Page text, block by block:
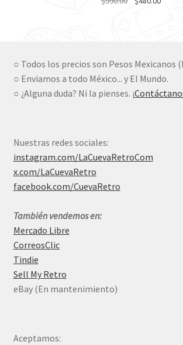
○ Todos los precios son Pesos Mexicanos
○ Enviamos a todo México... y El Mundo.
○ ¿Alguna duda? Ni la pienses. ¡
Nuestras redes sociales:
instagram.com/LaCuevaRetroCom
x.com/LaCuevaRetro
facebook.com/CuevaRetro
También vendemos en:
Mercado Libre
CorreosClic
Tindie
Sell My Retro
eBay (En mantenimiento)
Aceptamos: